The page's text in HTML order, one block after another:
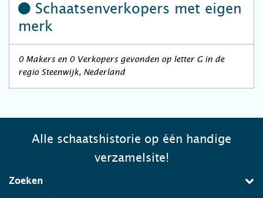
Schaatsenverkopers met eigen
merk
0 Makers en 0 Verkopers gevonden op letter G in de
regio Steenwijk, Nederland
Alle schaatshistorie op één handige
verzamelsite!
Zoeken